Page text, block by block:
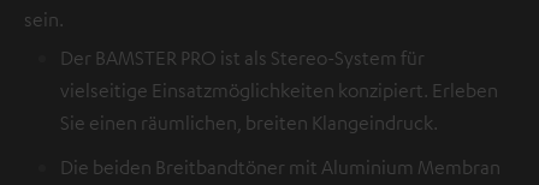
sein.
Der BAMSTER PRO ist als Stereo-System für
vielseitige Einsatzmöglichkeiten konzipiert. Erleben
Sie einen räumlichen, breiten Klangeindruck.
Die beiden Breitbandtöner mit Aluminium Membran